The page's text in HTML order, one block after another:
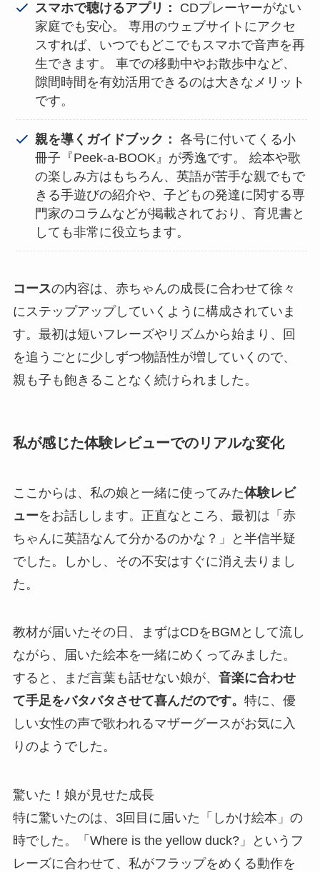
スマホで聴けるアプリ：
CDプレーヤーがない
家庭でも安心。 専用のウェブサイトにアクセ
スすれば、いつでもどこでもスマホで音声を再
生できます。 車での移動中やお散歩中など、
隙間時間を有効活用できるのは大きなメリット
です。
親を導くガイドブック： 各号に付いてくる小
冊子『Peek-a-BOOK』が秀逸です。 絵本や歌
の楽しみ方はもちろん、英語が苦手な親でもで
きる手遊びの紹介や、子どもの発達に関する専
門家のコラムなどが掲載されており、育児書と
しても非常に役立ちます。
コースの内容は、赤ちゃんの成長に合わせて徐々
にステップアップしていくように構成されていま
す。最初は短いフレーズやリズムから始まり、回
を追うごとに少しずつ物語性が増していくので、
親も子も飽きることなく続けられました。
私が感じた体験レビューでのリアルな変化
ここからは、私の娘と一緒に使ってみた体験レビ
ューをお話しします。正直なところ、最初は「赤
ちゃんに英語なんて分かるのかな？」と半信半疑
でした。しかし、その不安はすぐに消え去りまし
た。
教材が届いたその日、まずはCDをBGMとして流し
ながら、届いた絵本を一緒にめくってみました。
すると、まだ言葉も話せない娘が、 音楽に合わせ
て手足をバタバタさせて喜んだのです。 特に、優
しい女性の声で歌われるマザーグースがお気に入
りのようでした。
驚いた！娘が見せた成長
特に驚いたのは、3回目に届いた「しかけ絵本」の
時でした。「Where is the yellow duck?」というフ
レーズに合わせて、私がフラップをめくる動作を